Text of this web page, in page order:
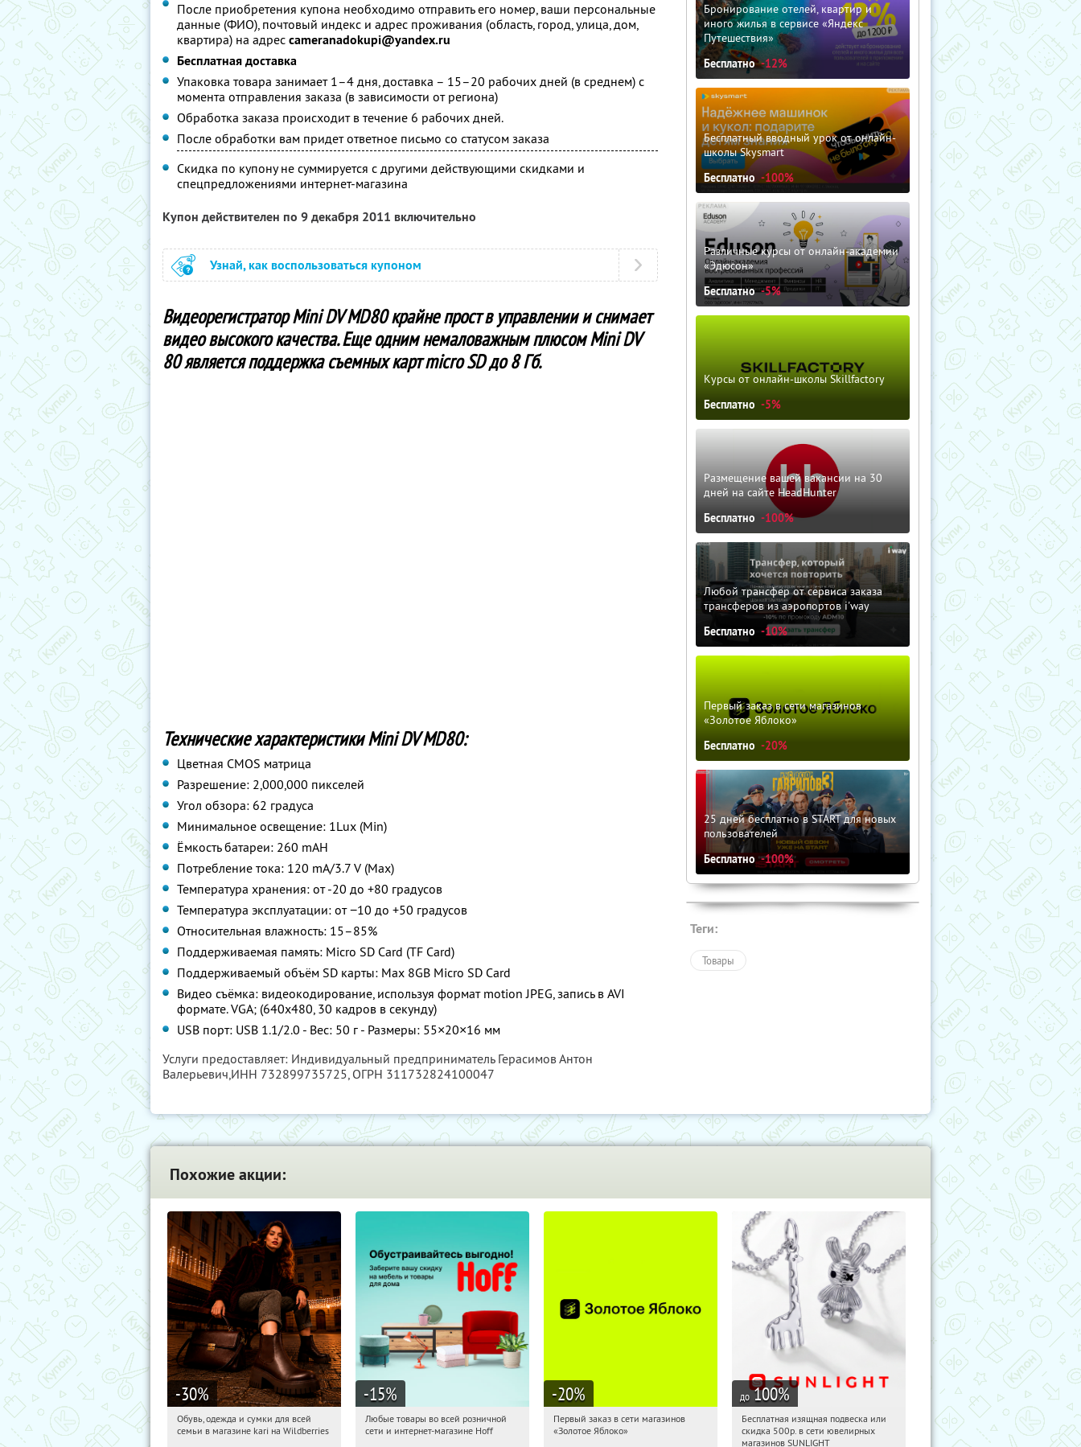
После приобретения купона необходимо отправить его номер, ваши персональные
данные (ФИО), почтовый индекс и адрес проживания (область, город, улица, дом,
квартира) на адрес cameranadokupi@yandex.ru
Бесплатная доставка
Упаковка товара занимает 1–4 дня, доставка – 15–20 рабочих дней (в среднем) с
момента отправления заказа (в зависимости от региона)
Обработка заказа происходит в течение 6 рабочих дней.
После обработки вам придет ответное письмо со статусом заказа
Скидка по купону не суммируется с другими действующими скидками и
спецпредложениями интернет-магазина
Купон действителен по 9 декабря 2011 включительно
Узнай, как воспользоваться купоном
Видеорегистратор Mini DV MD80 крайне прост в управлении и снимает
видео высокого качества. Еще одним немаловажным плюсом Mini DV
80 является поддержка съемных карт micro SD до 8 Гб.
Технические характеристики Mini DV MD80:
Цветная CMOS матрица
Разрешение: 2,000,000 пикселей
Угол обзора: 62 градуса
Минимальное освещение: 1Lux (Min)
Ёмкость батареи: 260 mAH
Потребление тока: 120 mA/3.7 V (Max)
Температура хранения: от -20 до +80 градусов
Температура эксплуатации: от −10 до +50 градусов
Относительная влажность: 15–85%
Поддерживаемая память: Micro SD Card (TF Card)
Поддерживаемый объём SD карты: Max 8GB Micro SD Card
Видео съёмка: видеокодирование, используя формат motion JPEG, запись в AVI
формате. VGA; (640x480, 30 кадров в секунду)
USB порт: USB 1.1/2.0 - Вес: 50 г - Размеры: 55×20×16 мм
Услуги предоставляет: Индивидуальный предприниматель Герасимов Антон
Валерьевич,ИНН 732899735725, ОГРН 311732824100047
Бронирование отелей, квартир и
иного жилья в сервисе «Яндекс
Путешествия»
Бесплатно -12%
Бесплатный вводный урок от онлайн-
школы Skysmart
Бесплатно -100%
Различные курсы от онлайн-академии
«Эдюсон»
Бесплатно -5%
Курсы от онлайн-школы Skillfactory
Бесплатно -5%
Размещение вашей вакансии на 30
дней на сайте HeadHunter
Бесплатно -100%
Любой трансфер от сервиса заказа
трансферов из аэропортов i'way
Бесплатно -10%
Первый заказ в сети магазинов
«Золотое Яблоко»
Бесплатно -20%
25 дней бесплатно в START для новых
пользователей
Бесплатно -100%
Теги:
Товары
Похожие акции:
-30%
07:37:16 Получили:
Обувь, одежда и сумки для всей
семьи в магазине kari на Wildberries
-15%
07:37:16 Получили:
Любые товары во всей розничной
сети и интернет-магазине Hoff
-20%
07:37:16
Получи первым!
Первый заказ в сети магазинов
«Золотое Яблоко»
до 100%
07:37:16 Получили:
Россия
Бесплатная изящная подвеска или
скидка 500р. в сети ювелирных
магазинов SUNLIGHT